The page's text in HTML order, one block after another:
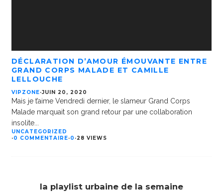
DÉCLARATION D’AMOUR ÉMOUVANTE ENTRE
GRAND CORPS MALADE ET CAMILLE
LELLOUCHE
VIPZONE·JUIN 20, 2020
Mais je t’aime Vendredi dernier, le slameur Grand Corps
Malade marquait son grand retour par une collaboration
insolite...
UNCATEGORIZED
·0 COMMENTAIRE·0 ·28 VIEWS
la playlist urbaine de la semaine